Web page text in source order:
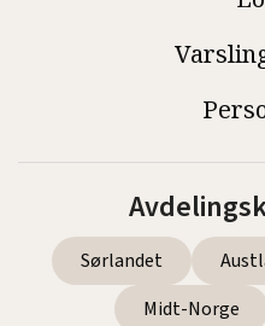
Sørlandet
Midt-Norge